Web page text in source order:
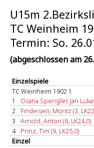
U15m
TC Weinheim
Termin: So.
(abgeschlossen am
Einzelspiele
TC Weinheim 1902 1
1
Ocana Spengler, Jan
2
Findeisen, Moritz (3,
3
Arnold, Anton (6, LK24,0)
4
Prinz, Tim (9, LK25,0)
Einzel